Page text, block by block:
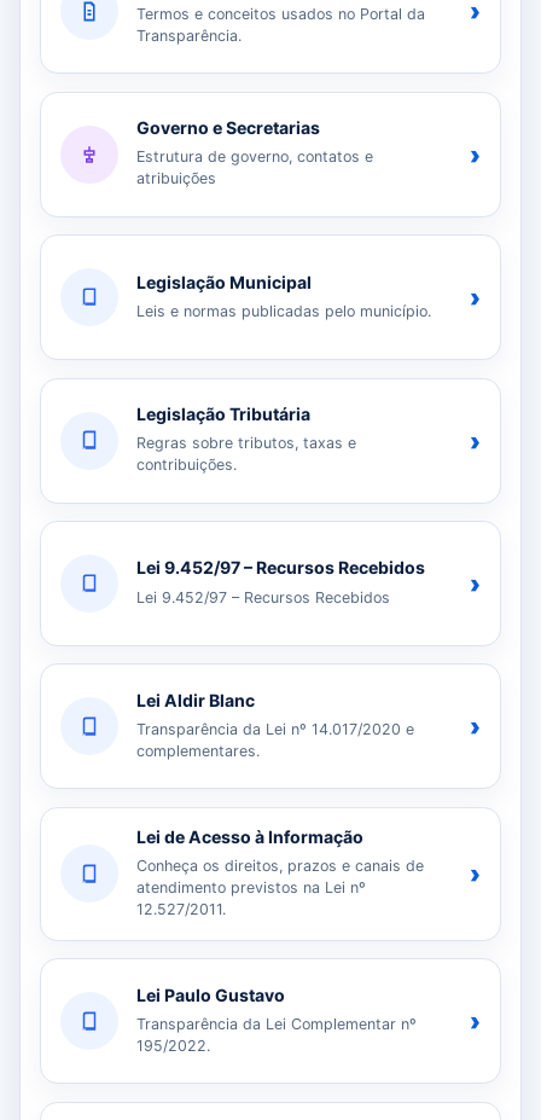
Termos e conceitos usados no Portal da
Transparência.
›
Governo e Secretarias
Estrutura de governo, contatos e
atribuições
›
Legislação Municipal
Leis e normas publicadas pelo município. ›
Legislação Tributária
Regras sobre tributos, taxas e
contribuições.
›
Lei 9.452/97 – Recursos Recebidos
Lei 9.452/97 – Recursos Recebidos ›
Lei Aldir Blanc
Transparência da Lei nº 14.017/2020 e
complementares.
›
Lei de Acesso à Informação
Conheça os direitos, prazos e canais de
atendimento previstos na Lei nº
12.527/2011.
›
Lei Paulo Gustavo
Transparência da Lei Complementar nº
195/2022.
›